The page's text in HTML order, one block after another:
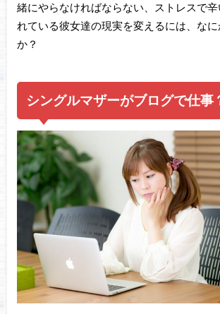
緒にやらなければならない、ストレスで
れている彼女達の現実を変えるには、な
か？
シングルマザーがブログで仕事